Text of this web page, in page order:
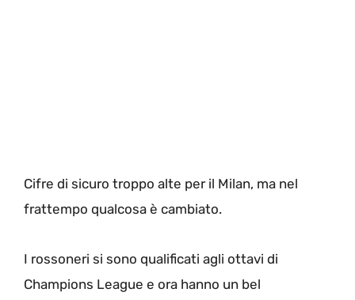
Cifre di sicuro troppo alte per il Milan, ma nel
frattempo qualcosa è cambiato.
I rossoneri si sono qualificati agli ottavi di
Champions League e ora hanno un bel